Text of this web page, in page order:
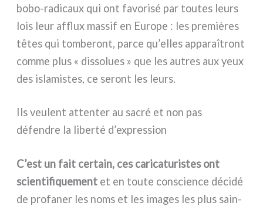
bobo-radicaux qui ont favo­ri­sé par tou­tes leurs
lois leur afflux mas­sif en Europe : les pre­miè­res
têtes qui tom­be­ront, par­ce qu’elles appa­raî­tront
com­me plus « dis­so­lues » que les autres aux yeux
des isla­mi­stes, ce seront les leurs.
Ils veulent attenter au sacré et non pas
défendre la liberté d’expression
C’est un fait cer­tain, ces cari­ca­tu­ri­stes ont
scien­ti­fi­que­ment et en tou­te con­scien­ce déci­dé
de pro­fa­ner les noms et les ima­ges les plus sain­